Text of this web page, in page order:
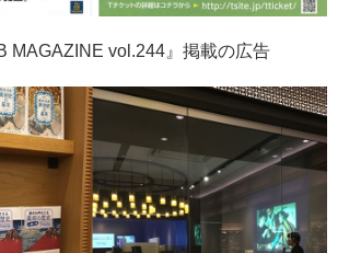
MAGAZINE vol.244』掲載の広告